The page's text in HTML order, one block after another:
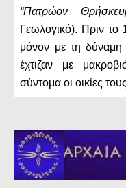
“Πατρώον
Γεωλογικό). Πριν το
μόνον με τη
έχτιζαν με
σύντομα οι οικίες